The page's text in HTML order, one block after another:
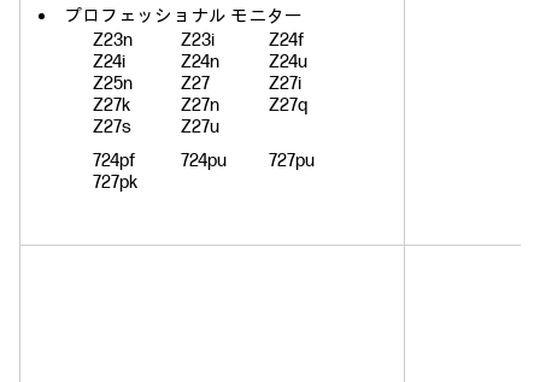
プロフェッショナル モニター
Z23n
Z23i
Z24f
Z24i
Z24n
Z24u
Z25n
Z27
Z27i
Z27k
Z27n
Z27q
Z27s
Z27u
724pf
724pu
727pu
727pk